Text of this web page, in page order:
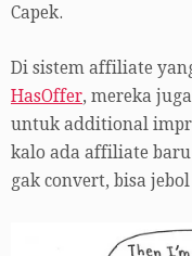
Capek.
Di sistem affiliate
HasOffer, mereka
untuk additional
kalo ada affiliate
gak convert, bisa